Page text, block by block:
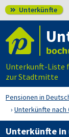
 Unterkünfte
Unterkunft-Liste
zur Stadtmitte
Pensionen in
Unterkünfte nach
Unterkünfte in